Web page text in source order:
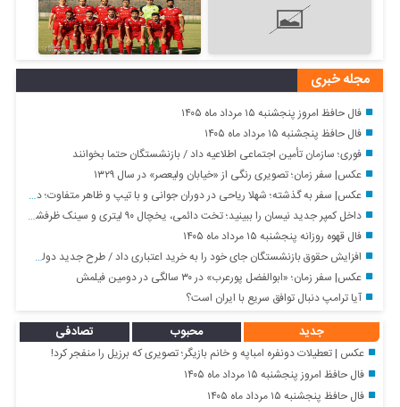
مجله خبری
فال حافظ امروز پنجشنبه ۱۵ مرداد ماه ۱۴۰۵
فال حافظ پنجشنبه ۱۵ مرداد ماه ۱۴۰۵
فوری؛ سازمان تأمین اجتماعی اطلاعیه داد / بازنشستگان حتما بخوانند
عکس| سفر زمان؛ تصویری رنگی از «خیابان ولیعصر» در سال ۱۳۲۹
عکس| سفر به گذشته؛ شهلا ریاحی در دوران جوانی و با تیپ و ظاهر متفاوت؛ دهه ۳۰
داخل کمپر جدید نیسان را ببینید؛ تخت دائمی، یخچال ۹۰ لیتری و سینک ظرفشویی و… + تصاویر
فال قهوه روزانه پنجشنبه ۱۵ مرداد ماه ۱۴۰۵
افزایش حقوق بازنشستگان جای خود را به خرید اعتباری داد / طرح جدید دولت برای افزایش قدرت خرید بازنشستگان
عکس| سفر زمان؛ «ابوالفضل پورعرب» در ۳۰ سالگی در دومین فیلمش
آیا ترامپ دنبال توافق سریع با ایران است؟
جدید محبوب تصادفی
عکس | تعطیلات دونفره امباپه و خانم بازیگر؛ تصویری که برزیل را منفجر کرد!
فال حافظ امروز پنجشنبه ۱۵ مرداد ماه ۱۴۰۵
فال حافظ پنجشنبه ۱۵ مرداد ماه ۱۴۰۵